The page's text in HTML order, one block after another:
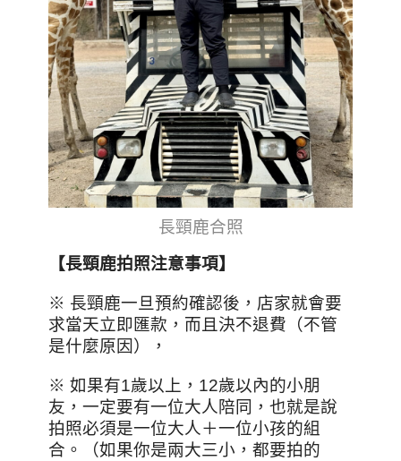
長頸鹿合照
【長頸鹿拍照注意事項】
※ 長頸鹿一旦預約確認後，店家就會要
求當天立即匯款，而且決不退費（不管
是什麼原因），
※ 如果有1歲以上，12歲以內的小朋
友，一定要有一位大人陪同，也就是說
拍照必須是一位大人＋一位小孩的組
合。（如果你是兩大三小，都要拍的